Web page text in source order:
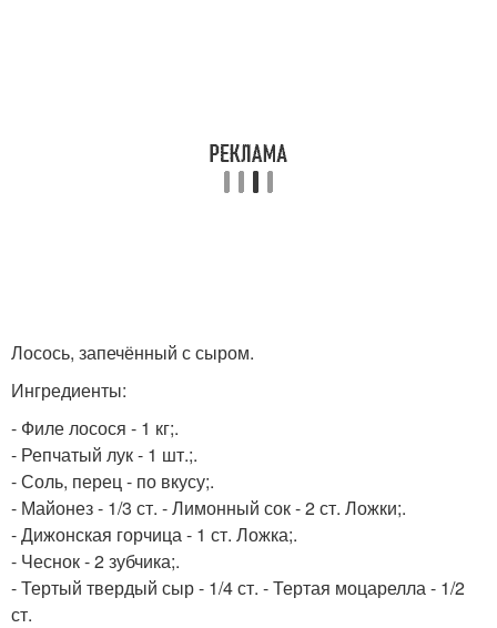
Лосось, запечённый с сыром.
Ингредиенты:
- Филе лосося - 1 кг;.
- Репчатый лук - 1 шт.;.
- Соль, перец - по вкусу;.
- Майонез - 1/3 ст. - Лимонный сок - 2 ст. Ложки;.
- Дижонская горчица - 1 ст. Ложка;.
- Чеснок - 2 зубчика;.
- Тертый твердый сыр - 1/4 ст. - Тертая моцарелла - 1/2
ст.